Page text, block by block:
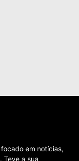
em notícias,
Teve a sua